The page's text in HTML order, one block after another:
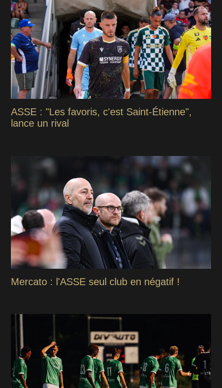
ASSE : "Les favoris, c'est Saint-Étienne",
lance un rival
Mercato : l'ASSE seul club en négatif !